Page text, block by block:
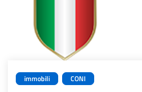
immobili CONI